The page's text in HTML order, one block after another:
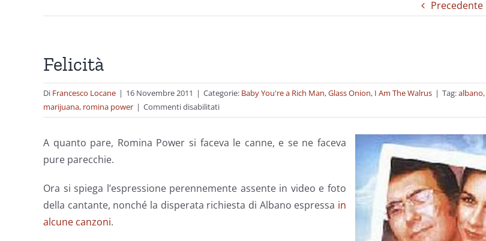
Precedente
Felicità
Di Francesco Locane | 16 Novembre 2011 | Categorie: Baby You're a Rich Man,Glass Onion, I Am The Walrus | Tag:albano,
marijuana, romina power | Commenti disabilitatisu
Felicità
A quanto pare, Romina Power si faceva le canne, e se ne faceva
pure parecchie.
Ora si spiega l’espressione perennemente assente in video e foto
della cantante, nonché la disperata richiesta di Albano espressa in
alcune canzoni.